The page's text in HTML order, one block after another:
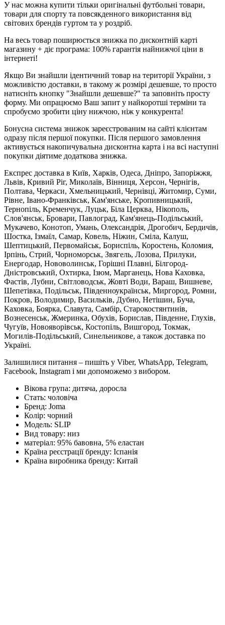
У нас можна купити тільки оригінальні футбольні товари,
товари для спорту та повсякденного використання від
світових брендів гуртом та у роздріб.
На весь товар поширюється знижка по дисконтній карті
магазину + діє програма: 100% гарантія найнижчої ціни в
інтернеті!
Якщо Ви знайшли ідентичний товар на території України, з
можливістю доставки, в такому ж розмірі дешевше, то просто
натисніть кнопку "Знайшли дешевше?" та заповніть просту
форму. Ми опрацюємо Ваш запит у найкоротші терміни та
спробуємо зробити ціну нижчою, ніж у конкурента!
Бонусна система знижок зареєстрованим на сайті клієнтам
одразу після першої покупки. Після першого замовлення
активується накопичувальна дисконтна карта і на всі наступні
покупки діятиме додаткова знижка.
Експрес доставка в Київ, Харків, Одеса, Дніпро, Запоріжжя,
Львів, Кривий Ріг, Миколаїв, Вінниця, Херсон, Чернігів,
Полтава, Черкаси, Хмельницький, Чернівці, Житомир, Суми,
Рівне, Івано-Франківськ, Кам'янське, Кропивницький,
Тернопіль, Кременчук, Луцьк, Біла Церква, Нікополь,
Слов'янськ, Бровари, Павлоград, Кам'янець-Подільський,
Мукачево, Конотоп, Умань, Олександрія, Дрогобич, Бердичів,
Шостка, Ізмаїл, Самар, Ковель, Ніжин, Сміла, Калуш,
Шептицький, Первомайськ, Бориспіль, Коростень, Коломия,
Ірпінь, Стрий, Чорноморськ, Звягель, Лозова, Прилуки,
Енергодар, Нововолинськ, Горішні Плавні, Білгород-
Дністровський, Охтирка, Ізюм, Марганець, Нова Каховка,
Фастів, Лубни, Світловодськ, Жовті Води, Вараш, Вишневе,
Шепетівка, Подільськ, Південноукраїнськ, Миргород, Ромни,
Покров, Володимир, Васильків, Дубно, Нетішин, Буча,
Каховка, Боярка, Славута, Самбір, Старокостянтинів,
Вознесенськ, Жмеринка, Обухів, Борислав, Південне, Глухів,
Чугуїв, Новояворівськ, Костопіль, Вишгород, Токмак,
Могилів-Подільський, Синельникове, а також доставка по
Україні.
Залишилися питання – пишіть у Viber, WhatsApp, Telegram,
Facebook, Instagram і ми допоможемо з вибором.
Вікова група: дитяча, доросла
Стать: чоловіча
Бренд: Joma
Колір: чорний
Модель: SLIP
Вид товару: низ
матеріал: 95% бавовна, 5% еластан
Країна реєстрації бренду: Іспанія
Країна виробника бренду: Китай